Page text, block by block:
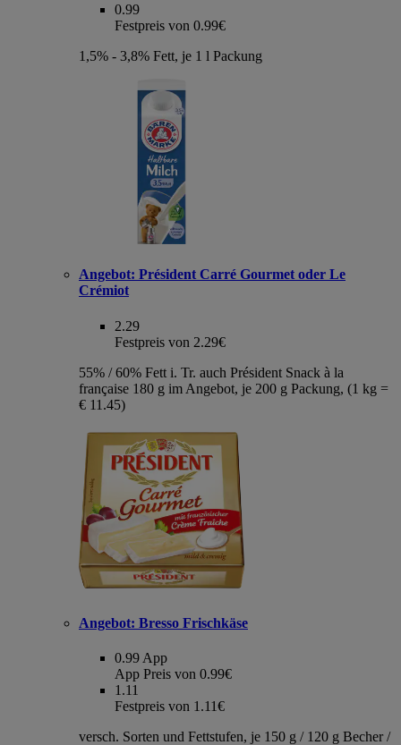
0.99
Festpreis von 0.99€
1,5% - 3,8% Fett, je 1 l Packung
Angebot: Président Carré Gourmet oder Le
Crémiot
2.29
Festpreis von 2.29€
55% / 60% Fett i. Tr. auch Président Snack à la
française 180 g im Angebot, je 200 g Packung, (1 kg =
€ 11.45)
Angebot: Bresso Frischkäse
0.99 App
App Preis von 0.99€
1.11
Festpreis von 1.11€
versch. Sorten und Fettstufen, je 150 g / 120 g Becher /